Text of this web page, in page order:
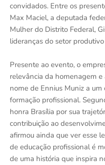
convidados. Entre os
Max Maciel, a deputada
Mulher do Distrito Federal,
lideranças do setor
Presente ao evento, o
relevância da homenagem
nome de Ennius Muniz a
formação profissional.
honra Brasília por sua
contribuição ao
afirmou ainda que ver esse
de educação profissional é
de uma história que inspira